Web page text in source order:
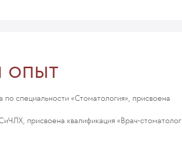
опыт
специальности «Стоматология», присвоена
присвоена квалификация «Врач-стоматолог